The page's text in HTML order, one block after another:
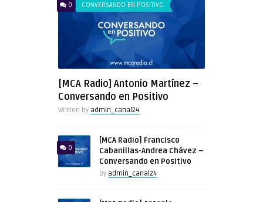
0 CONVERSANDO EN POSITIVO
[MCA Radio] Antonio Martínez –
Conversando en Positivo
Written by admin_canal24
0
[MCA Radio] Francisco
Cabanillas-Andrea Chávez –
Conversando en Positivo
by admin_canal24